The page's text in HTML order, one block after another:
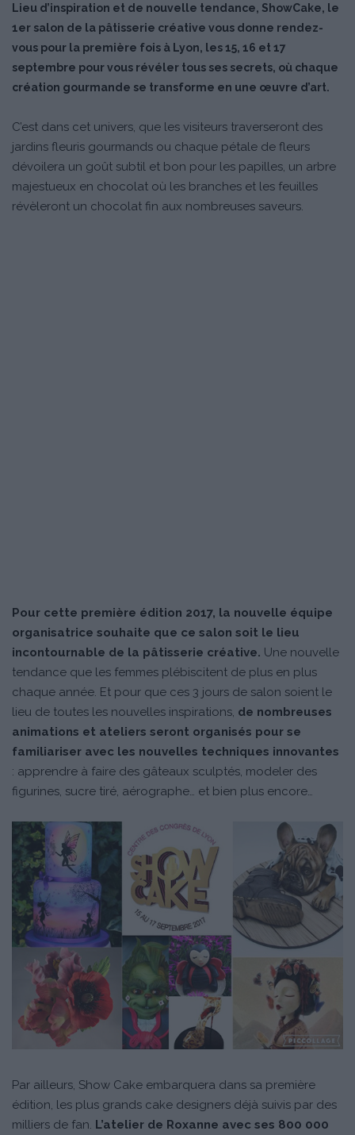
Lieu d’inspiration et de nouvelle tendance, ShowCake, le
1er salon de la pâtisserie créative vous donne rendez-
vous pour la première fois à Lyon, les 15, 16 et 17
septembre pour vous révéler tous ses secrets, où chaque
création gourmande se transforme en une œuvre d’art.
C’est dans cet univers, que les visiteurs traverseront des
jardins fleuris gourmands ou chaque pétale de fleurs
dévoilera un goût subtil et bon pour les papilles, un arbre
majestueux en chocolat où les branches et les feuilles
révèleront un chocolat fin aux nombreuses saveurs.
Pour cette première édition 2017, la nouvelle équipe
organisatrice souhaite que ce salon soit le lieu
incontournable de la pâtisserie créative. Une nouvelle
tendance que les femmes plébiscitent de plus en plus
chaque année. Et pour que ces 3 jours de salon soient le
lieu de toutes les nouvelles inspirations, de nombreuses
animations et ateliers seront organisés pour se
familiariser avec les nouvelles techniques innovantes
: apprendre à faire des gâteaux sculptés, modeler des
figurines, sucre tiré, aérographe… et bien plus encore…
Par ailleurs, Show Cake embarquera dans sa première
édition, les plus grands cake designers déjà suivis par des
milliers de fan. L’atelier de Roxanne avec ses 800 000